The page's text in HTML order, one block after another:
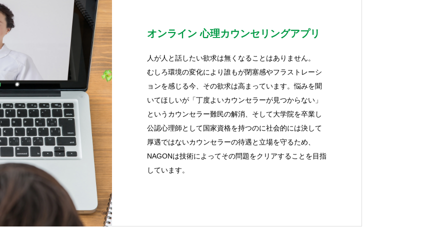
オンライン 心理カウンセリングアプリ
人が人と話したい欲求は無くなることはありません。
むしろ環境の変化により誰もが閉塞感やフラストレーシ
ョンを感じる今、その欲求は高まっています。悩みを聞
いてほしいが「丁度よいカウンセラーが見つからない」
というカウンセラー難民の解消、そして大学院を卒業し
公認心理師として国家資格を持つのに社会的には決して
厚遇ではないカウンセラーの待遇と立場を守るため、
NAGONは技術によってその問題をクリアすることを目指
しています。